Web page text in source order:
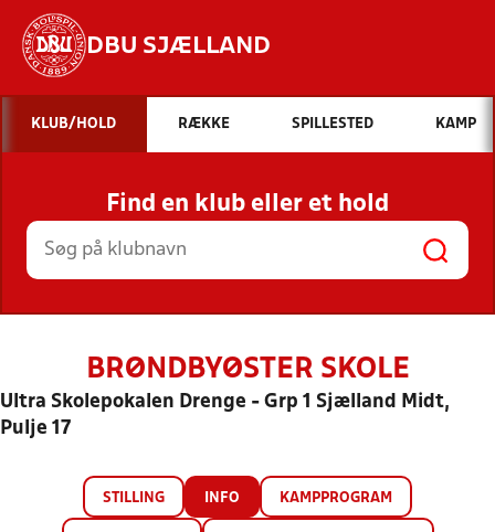
DBU SJÆLLAND
Hvad vil du søge efter?
INDHOLD OG NYHEDER
STILLINGER, RESULTATER, KLUBBER OG
HOLD
KLUB/HOLD RÆKKE SPILLESTED KAMP
Find en klub eller et hold
BRØNDBYØSTER SKOLE
Ultra Skolepokalen Drenge - Grp 1 Sjælland Midt,
Pulje 17
STILLING INFO KAMPPROGRAM